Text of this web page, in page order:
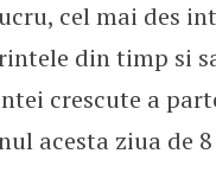
cel mai des
din timp si
crescute a
acesta ziua de